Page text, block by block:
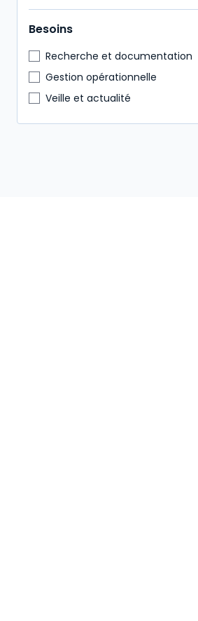
Notaire
Administratif et financier
Direction générale
Conseiller en gestion patrimoine
Paie
Besoins
Recherche et documentation
Gestion opérationnelle
Veille et actualité